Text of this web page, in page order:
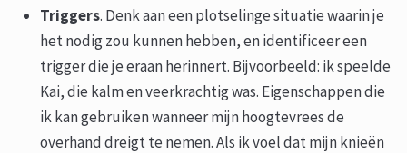
Triggers. Denk aan een plotselinge situatie waarin je
het nodig zou kunnen hebben, en identificeer een
trigger die je eraan herinnert. Bijvoorbeeld: ik speelde
Kai, die kalm en veerkrachtig was. Eigenschappen die
ik kan gebruiken wanneer mijn hoogtevrees de
overhand dreigt te nemen. Als ik voel dat mijn knieën